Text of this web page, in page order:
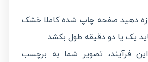
دهید صفحه چاپ شده کاملا خشک
یک یا دو دقیقه طول بکشد.
فرآیند، تصویر شما به برچسب